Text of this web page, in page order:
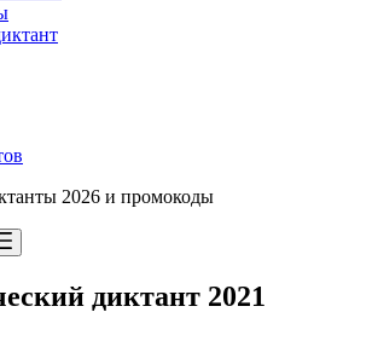
2026 и промокоды
диктант 2021